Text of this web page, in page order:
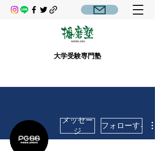
大学受験専門塾
メッセー
ジ
フォローする